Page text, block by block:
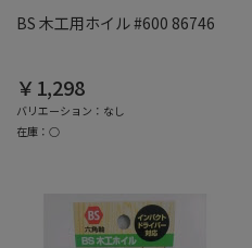
BS 木工用ホイル #600 86746
￥1,298
バリエーション：なし
在庫：○